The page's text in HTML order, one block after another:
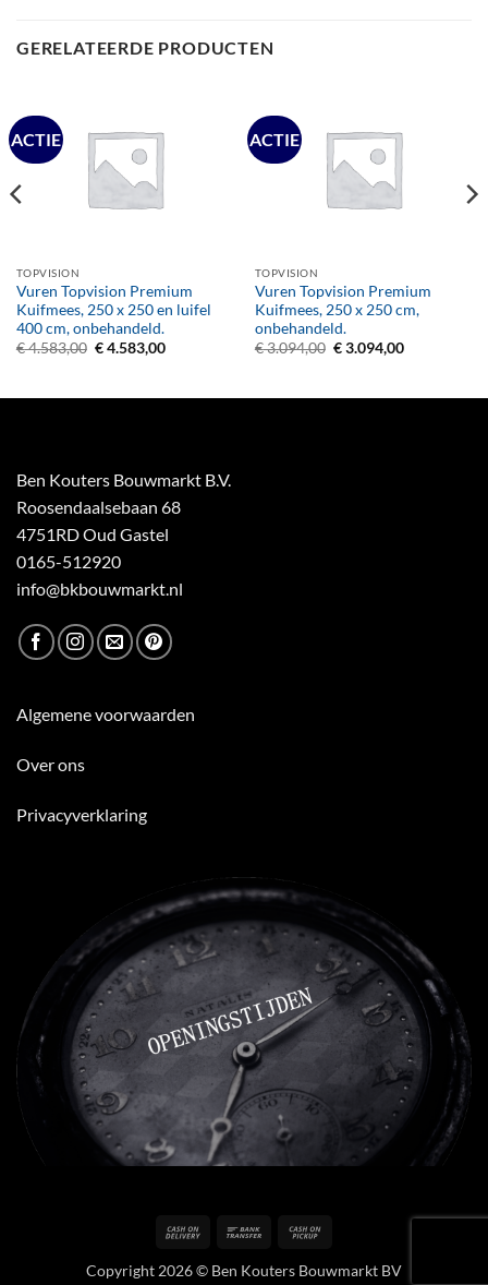
GERELATEERDE PRODUCTEN
ACTIE
TOPVISION
Vuren Topvision Premium
Kuifmees, 250 x 250 en luifel
400 cm, onbehandeld.
€4.583,00 Oorspronkelijke
€4.583,00Huidige
ACTIE
TOPVISION
Vuren Topvision Premium
Kuifmees, 250 x 250 cm,
onbehandeld.
€3.094,00 Oorspronkelijke
€3.094,00Huidige
Ben Kouters Bouwmarkt B.V.
Roosendaalsebaan 68
4751RD Oud Gastel
0165-512920
info@bkbouwmarkt.nl
Algemene voorwaarden
Over ons
Privacyverklaring
Cash
Delivery
Bank
Pickup
Copyright 2026 © Ben Kouters Bouwmarkt BV